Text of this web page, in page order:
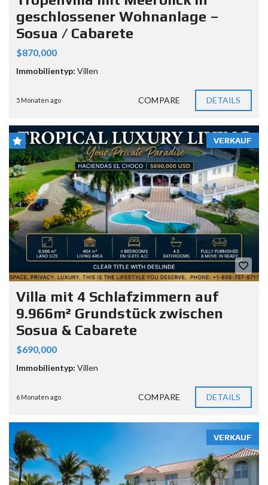
geschlossener Wohnanlage –
Sosua / Cabarete
$870,000
Immobilientyp: Villen
5 Monaten ago COMPARE DETAILS
VERKAUF
Villa mit 4 Schlafzimmern auf
9.966m² Grundstück zwischen
Sosua & Cabarete
$690,000
Immobilientyp: Villen
6 Monaten ago COMPARE DETAILS
VERKAUF